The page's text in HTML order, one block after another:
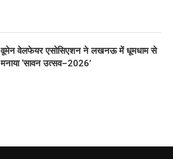
वूमेन वेलफेयर एसोसिएशन ने लखनऊ में धूमधाम से
मनाया ‘सावन उत्सव–2026’